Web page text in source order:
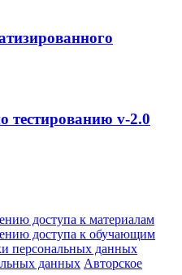
тестированию v-2.0
доступа к материалам
доступа к обучающим
персональных данных
данных Авторское